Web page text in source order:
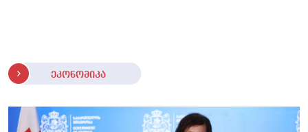
ეკონომიკა